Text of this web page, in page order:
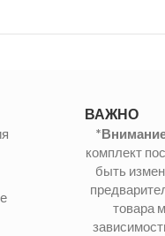
ВАЖНО
комплект
быть
товара